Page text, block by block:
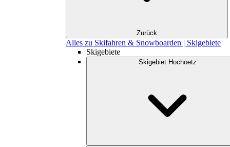
Zurück
Alles zu Skifahren & Snowboarden | Skigebiete
Skigebiete
Skigebiet Hochoetz